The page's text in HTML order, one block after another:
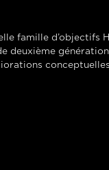
famille d’objectifs
deuxième
conceptuelles